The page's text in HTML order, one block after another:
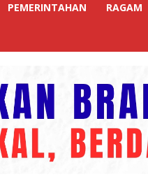
PEMERINTAHAN RAGAM